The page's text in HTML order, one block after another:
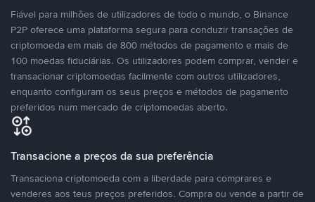
Fiável para milhões de utilizadores de todo o mundo, o Binance
P2P oferece uma plataforma segura para conduzir transações de
criptomoeda em mais de 800 métodos de pagamento e mais de
100 moedas fiduciárias. Os utilizadores podem comprar, vender e
transacionar criptomoedas facilmente com outros utilizadores,
enquanto configuram os seus preços e métodos de pagamento
preferidos num mercado de criptomoedas aberto.
Transacione a preços da sua preferência
Transaciona criptomoeda com a liberdade para comprares e
venderes aos teus preços preferidos. Compra ou vende a partir de